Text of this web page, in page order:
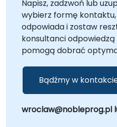
integracji LabVIEW z
optymalizacji
NobleProg -- Twój
Konsultingowy
Napisz, zadzwoń lub
wybierz formę
odpowiada i zostaw
konsultanci
pomogą dobrać
Bądźmy w
wroclaw@nobleprog.pl